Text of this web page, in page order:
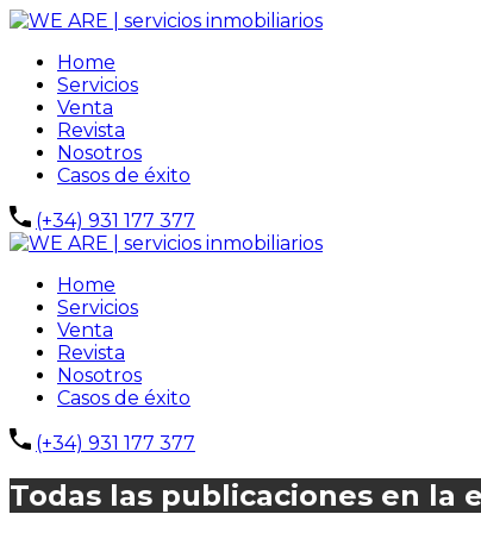
Home
Servicios
Venta
Revista
Nosotros
Casos de éxito
(+34) 931 177 377
Home
Servicios
Venta
Revista
Nosotros
Casos de éxito
(+34) 931 177 377
Todas las publicaciones en la